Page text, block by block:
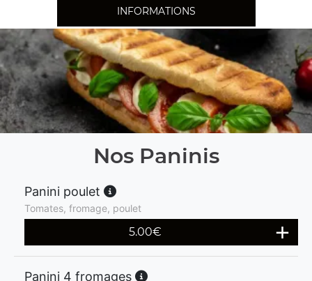
INFORMATIONS
Nos Paninis
Panini poulet
Tomates, fromage, poulet
5.00€
Panini 4 fromages